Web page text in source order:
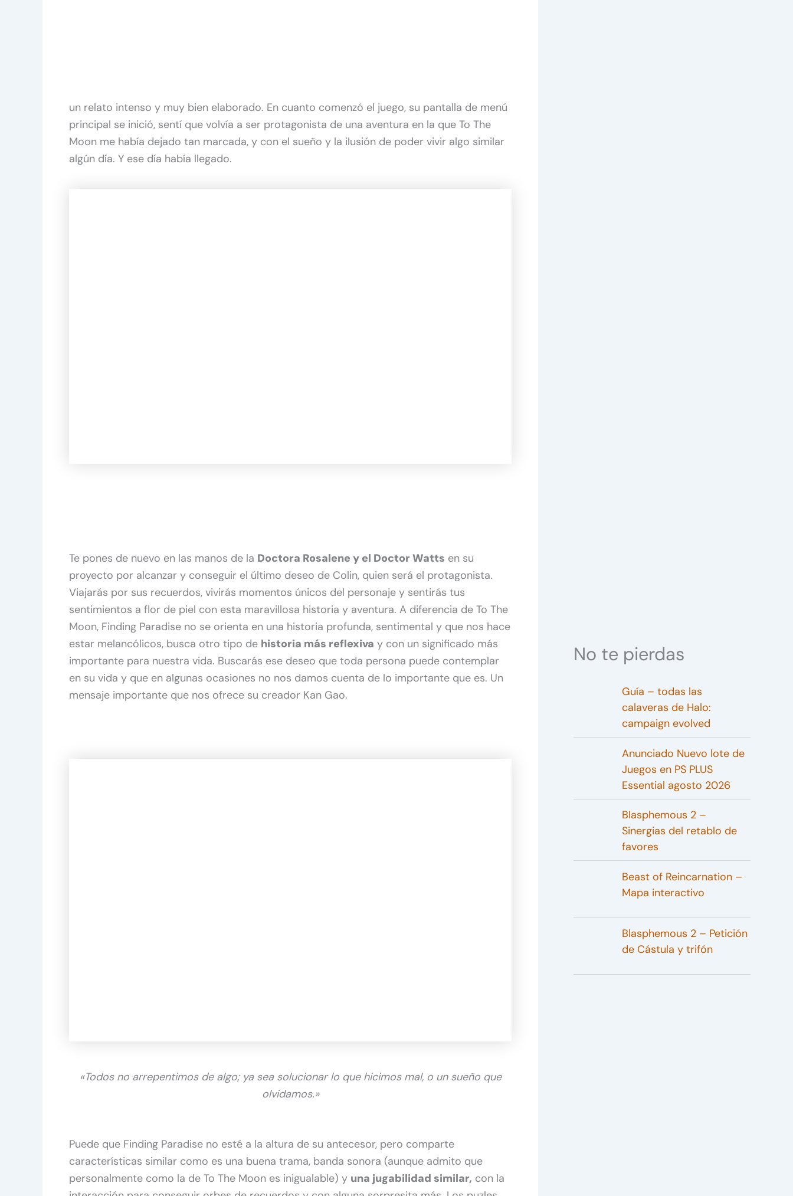
un relato intenso y muy bien elaborado. En cuanto comenzó el juego, su pantalla de menú
principal se inició, sentí que volvía a ser protagonista de una aventura en la que To The
Moon me había dejado tan marcada, y con el sueño y la ilusión de poder vivir algo similar
algún día. Y ese día había llegado.
Te pones de nuevo en las manos de la Doctora Rosalene y el Doctor Watts en su
proyecto por alcanzar y conseguir el último deseo de Colin, quien será el protagonista.
Viajarás por sus recuerdos, vivirás momentos únicos del personaje y sentirás tus
sentimientos a flor de piel con esta maravillosa historia y aventura. A diferencia de To The
Moon, Finding Paradise no se orienta en una historia profunda, sentimental y que nos hace
estar melancólicos, busca otro tipo de historia más reflexiva y con un significado más
importante para nuestra vida. Buscarás ese deseo que toda persona puede contemplar
en su vida y que en algunas ocasiones no nos damos cuenta de lo importante que es. Un
mensaje importante que nos ofrece su creador Kan Gao.
«Todos no arrepentimos de algo; ya sea solucionar lo que hicimos mal, o un sueño que
olvidamos.»
Puede que Finding Paradise no esté a la altura de su antecesor, pero comparte
características similar como es una buena trama, banda sonora (aunque admito que
personalmente como la de To The Moon es inigualable) y una jugabilidad similar, con la
No te pierdas
Guía – todas las
calaveras de Halo:
campaign evolved
Anunciado Nuevo lote de
Juegos en PS PLUS
Essential agosto 2026
Blasphemous 2 –
Sinergias del retablo de
favores
Beast of Reincarnation –
Mapa interactivo
Blasphemous 2 – Petición
de Cástula y trifón